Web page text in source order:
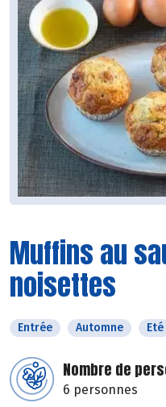
Muffins au
noisettes
Entrée Automne Eté
Nombre de
6 personnes